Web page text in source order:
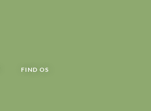
FIND OS